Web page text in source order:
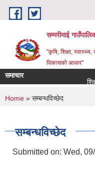
Skip to main content
सम्मरीमाई
"कृषि, शिक्षा, स्वास्थ्य,
विकासको आधार"
समाचार
You are here
Home » सम्बन्धविच्छेद
सम्बन्धविच्छेद
Submitted on: Wed,